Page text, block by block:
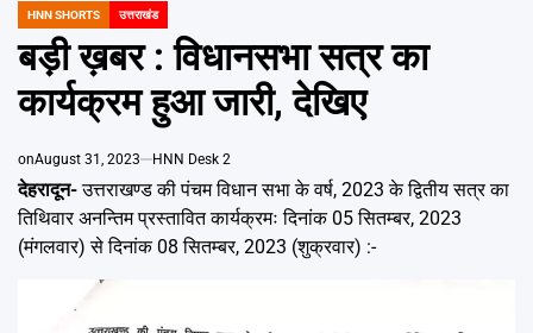
POSTED
HNN SHORTS उत्तराखंड
बड़ी ख़बर : विधानसभा सत्र का
कार्यक्रम हुआ जारी, देखिए
onAugust 31, 2023 HNN Desk 2
देहरादून-उत्तराखण्ड की पंचम विधान सभा के वर्ष, 2023 के द्वितीय सत्र का
तिथिवार अनन्तिम प्रस्तावित कार्यक्रमः दिनांक 05 सितम्बर, 2023
(मंगलवार) से दिनांक 08 सितम्बर, 2023 (शुक्रवार) :-